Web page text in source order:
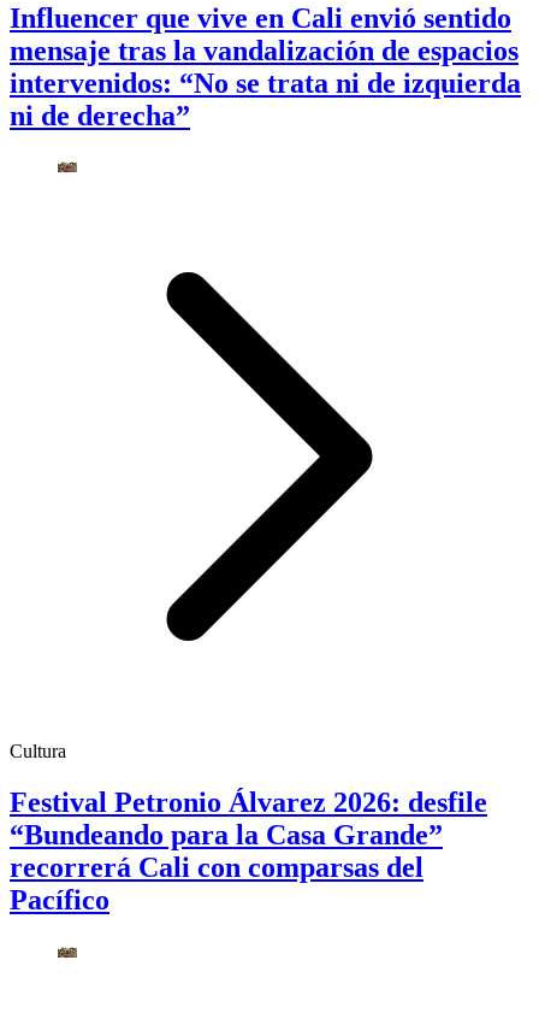
Influencer que vive en Cali envió sentido
mensaje tras la vandalización de espacios
intervenidos: “No se trata ni de izquierda
ni de derecha”
Cultura
Festival Petronio Álvarez 2026: desfile
“Bundeando para la Casa Grande”
recorrerá Cali con comparsas del
Pacífico